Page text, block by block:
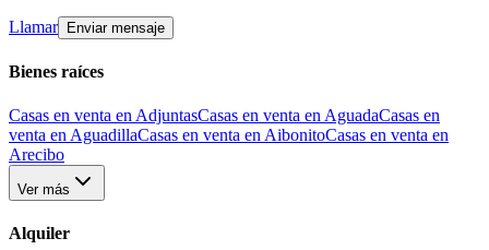
Llamar Enviar mensaje
Bienes raíces
Casas en venta en AdjuntasCasas en venta en AguadaCasas en
venta en AguadillaCasas en venta en AibonitoCasas en venta en
Arecibo
Ver más
Alquiler